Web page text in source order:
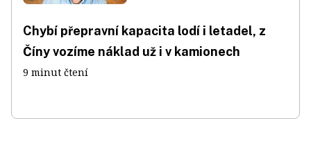
Chybí přepravní kapacita lodí i letadel, z
Číny vozíme náklad už i v kamionech
9 minut čtení